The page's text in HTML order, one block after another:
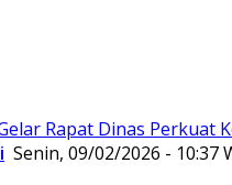
Senin, 09/02/2026 - 10:37